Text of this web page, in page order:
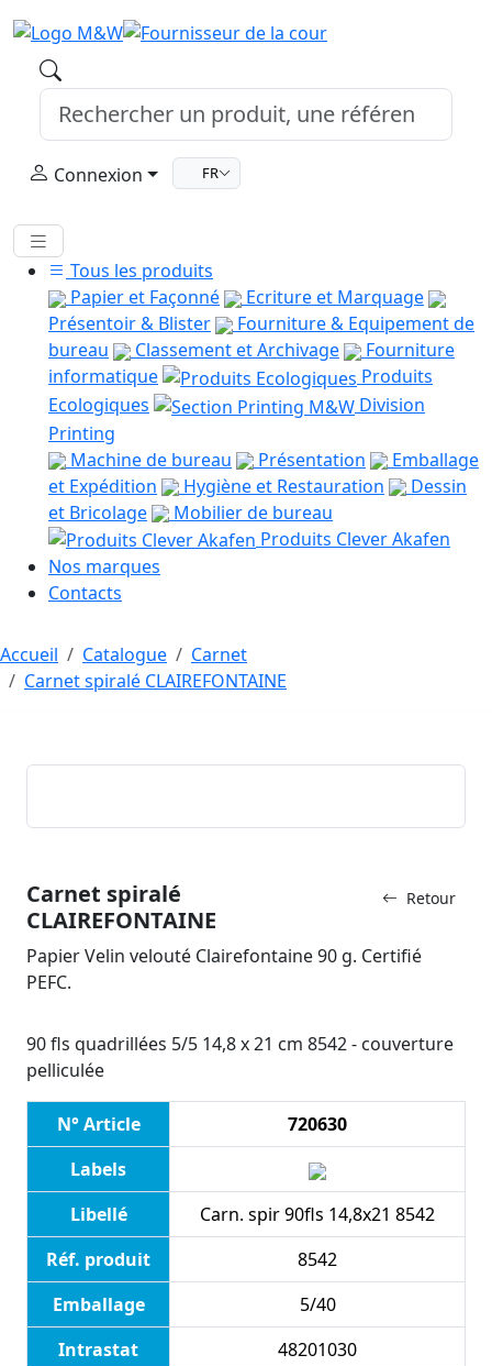
Connexion FR
Tous les produits
Papier et Façonné
Ecriture et Marquage
Présentoir & Blister
Fourniture & Equipement de
bureau
Classement et Archivage
Fourniture
informatique
Produits
Ecologiques
Division
Printing
Machine de bureau
Présentation
Emballage
et Expédition
Hygiène et Restauration
Dessin
et Bricolage
Mobilier de bureau
Produits Clever Akafen
Nos marques
Contacts
Accueil Catalogue
Carnet
Carnet spiralé CLAIREFONTAINE
Retour
Carnet spiralé
CLAIREFONTAINE
Papier Velin velouté Clairefontaine 90 g. Certifié
PEFC.
90 fls quadrillées 5/5 14,8 x 21 cm 8542 - couverture
pelliculée
N° Article
720630
Labels
Libellé
Carn. spir 90fls 14,8x21 8542
Réf. produit
8542
Emballage
5/40
Intrastat
48201030